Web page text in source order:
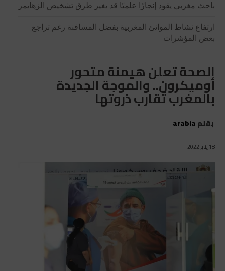
باحث مغربي يقود إنجازًا علميًا قد يغير طرق تشخيص الزهايمر
ارتفاع نشاط الموانئ المغربية بفضل المسافنة رغم تراجع
بعض المؤشرات
الصحة تعلن هيمنة متحور
أوميكرون.. والموجة الجديدة
بالمغرب تُقارب ذروتها
بقلمarabia
18 يناير 2022